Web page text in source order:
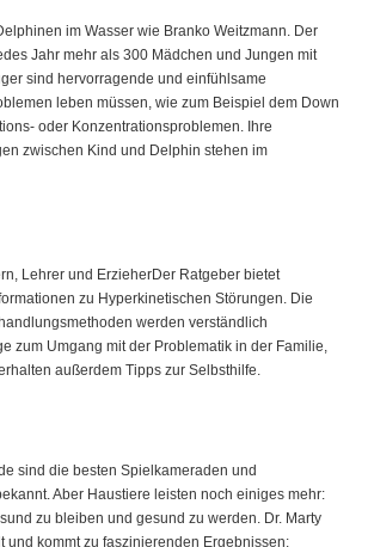
im Wasser wie Branko Weitzmann. Der
Jahr mehr als 300 Mädchen und Jungen mit
sind hervorragende und einfühlsame
leben müssen, wie zum Beispiel dem Down
oder Konzentrationsproblemen. Ihre
zwischen Kind und Delphin stehen im
Lehrer und ErzieherDer Ratgeber bietet
zu Hyperkinetischen Störungen. Die
werden verständlich
zum Umgang mit der Problematik in der Familie,
außerdem Tipps zur Selbsthilfe.
sind die besten Spielkameraden und
Aber Haustiere leisten noch einiges mehr:
zu bleiben und gesund zu werden. Dr. Marty
und kommt zu faszinierenden Ergebnissen: